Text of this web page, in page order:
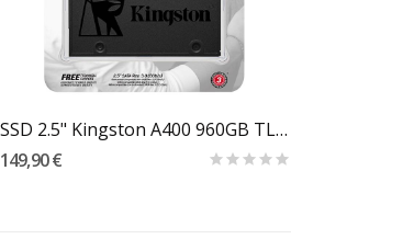
Carrinho
SSD 2.5" Kingston A400 960GB TLC NAND SATA III...
149,90 €